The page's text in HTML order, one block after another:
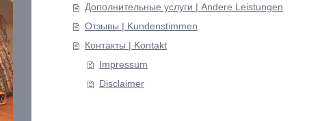
Дополнительные услуги | Andere Leistungen
Отзывы | Kundenstimmen
Контакты | Kontakt
Impressum
Disclaimer